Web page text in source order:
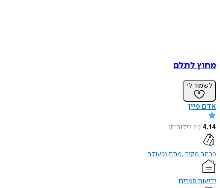
מחוץ לתלם
לשמור לי
אדם פיין
4.14
(
21ביקורות)
פרוזה מקור מתח ופעולה
ידיעות ספרים